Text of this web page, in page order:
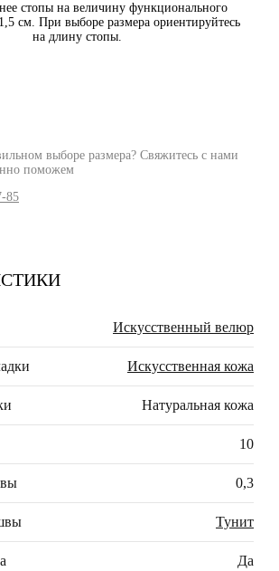
стопы на величину функционального
см. При выборе размера ориентируйтесь
на длину стопы.
выборе размера? Свяжитесь с нами
поможем
85
Искусственный велюр
Искусственная кожа
Натуральная кожа
10
0,3
Тунит
Да